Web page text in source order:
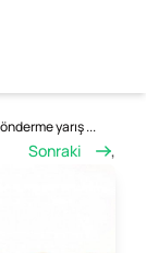
yarış ...
Sonraki ,